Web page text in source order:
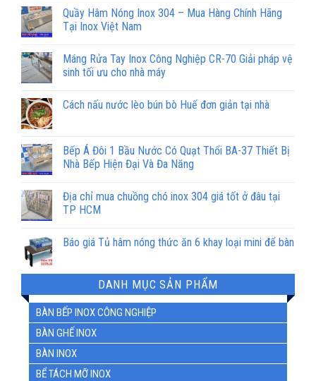
Quầy Hâm Nóng Inox 304 – Mua Hàng Chính Hãng
Tại Inox Việt Nam
Máng Rửa Tay Inox Công Nghiệp CR-70 Giải pháp vệ
sinh tối ưu cho nhà máy
Cách nấu nước lèo bún bò Huế đơn giản tại nhà
Bếp Á Đôi 1 Bầu Nước Có Quạt Thổi BA-37 Thiết Bị
Nhà Bếp Hiện Đại Và Đa Năng
Địa chỉ mua chuồng chó inox 304 giá tốt ở đâu tại
TP HCM
Báo giá Tủ hâm nóng thức ăn 6 khay loại mini để bàn
DANH MỤC SẢN PHẨM
BÀN BẾP INOX CÔNG NGHIỆP
BÀN GHẾ INOX
BÀN INOX
BỂ TÁCH MỠ INOX